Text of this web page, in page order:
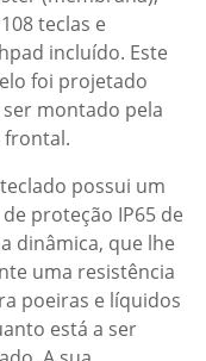
teclas e
incluído. Este
foi projetado
montado pela
frontal.
possui um
proteção IP65 de
dinâmica, que lhe
uma resistência
poeiras e líquidos
está a ser